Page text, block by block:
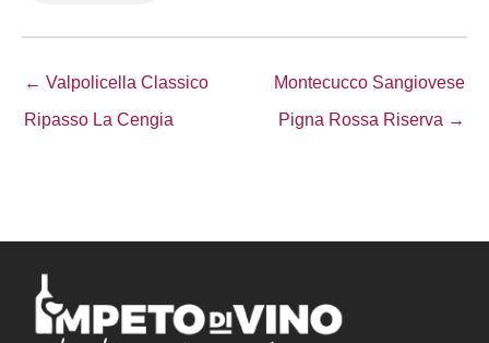
← Valpolicella Classico
Ripasso La Cengia
Montecucco Sangiovese
Pigna Rossa Riserva →